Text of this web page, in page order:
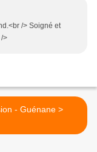
/> Soigné et
>
Vision - Guénane >